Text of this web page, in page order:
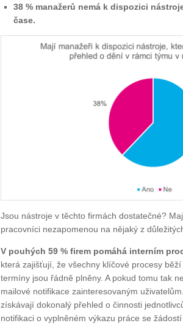
38 % manažerů nemá k dispozici
čase.
Jsou nástroje v těchto firmách dostatečné?
pracovníci nezapomenou na nějaký z
V pouhých 59 % firem pomáhá interním
která zajišťují, že všechny klíčové procesy
termíny jsou řádně plněny. A pokud tomu tak
mailové notifikace zainteresovaným
získávají dokonalý přehled o činnosti
notifikaci o vyplněném výkazu práce se